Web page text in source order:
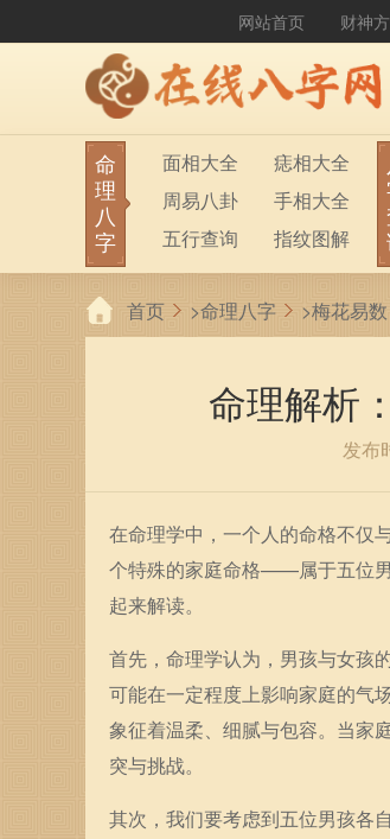
网站首页 财神
命
理
八
字
面相大全
痣相大全
周易八卦
手相大全
五行查询
指纹图解
生男生女
称骨算命
前世今生
塔罗占卜
首页 >命理八字 >梅花易数
命理解析
发布
在命理学中，一个人的命格不仅
个特殊的家庭命格——属于五位
起来解读。
首先，命理学认为，男孩与女孩
可能在一定程度上影响家庭的气
象征着温柔、细腻与包容。当家
突与挑战。
其次，我们要考虑到五位男孩各